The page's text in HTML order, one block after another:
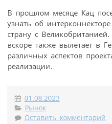
В прошлом месяце Кац
узнать об
страну с
вскоре также вылетает в
различных аспектов
реализации.
01.08.2023
Рынок
Оставить комментарий